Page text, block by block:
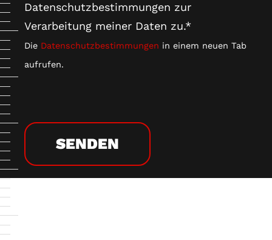
Datenschutzbestimmungen zur
Verarbeitung meiner Daten zu.*
Die Datenschutzbestimmungen in einem neuen Tab
aufrufen.